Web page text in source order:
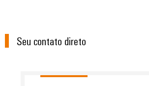
Seu contato direto